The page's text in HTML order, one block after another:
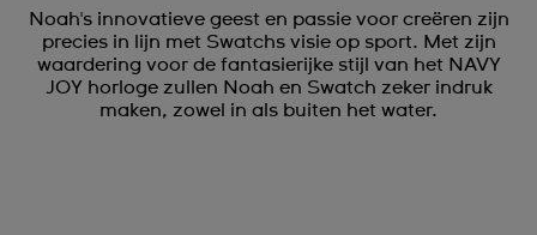
Noah's innovatieve geest en passie voor creëren zijn
precies in lijn met Swatchs visie op sport. Met zijn
waardering voor de fantasierijke stijl van het NAVY
JOY horloge zullen Noah en Swatch zeker indruk
maken, zowel in als buiten het water.